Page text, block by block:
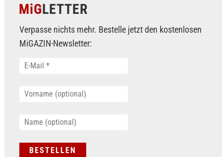
MiGLETTER
Verpasse nichts mehr. Bestelle jetzt den kostenlosen
MiGAZIN-Newsletter: